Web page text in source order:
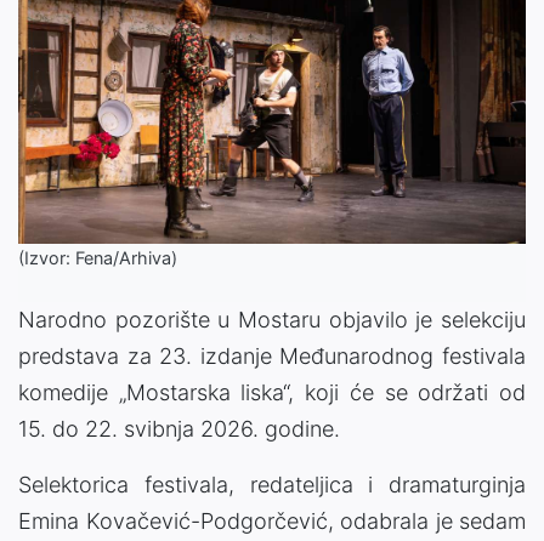
(Izvor: Fena/Arhiva)
Narodno pozorište u Mostaru objavilo je selekciju
predstava za 23. izdanje Međunarodnog festivala
komedije „Mostarska liska“, koji će se održati od
15. do 22. svibnja 2026. godine.
Selektorica festivala, redateljica i dramaturginja
Emina Kovačević-Podgorčević, odabrala je sedam